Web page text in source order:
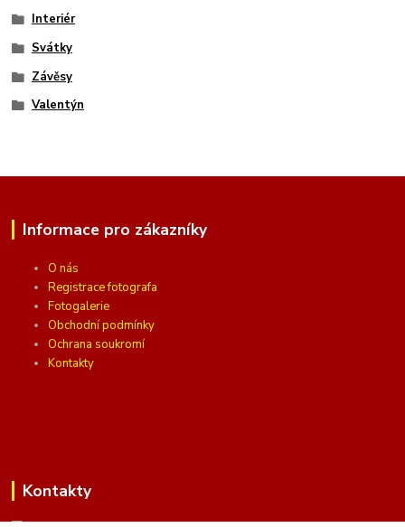
Interiér
Svátky
Závěsy
Valentýn
Informace pro zákazníky
O nás
Registrace fotografa
Fotogalerie
Obchodní podmínky
Ochrana soukromí
Kontakty
Kontakty